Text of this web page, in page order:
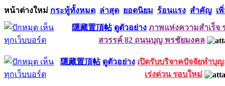
หน้าต่างใหม่ กระทู้ทั้งหมด ล่าสุด ยอดนิยม ร้อนแรง สำคัญ เ
隱藏置頂帖 ดูตัวอย่าง ภาพแห่งความสำเร็จ
สวรรค์ 82 ถนนบุญ พรชัยมงคล
隱藏置頂帖 ดูตัวอย่าง เปิดรับบริจาคปัจจัยทำบุ
เร่งด่วน รอบใหม่